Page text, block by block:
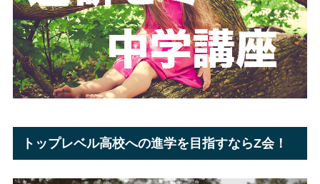
トップレベル高校への進学を目指すならZ会！